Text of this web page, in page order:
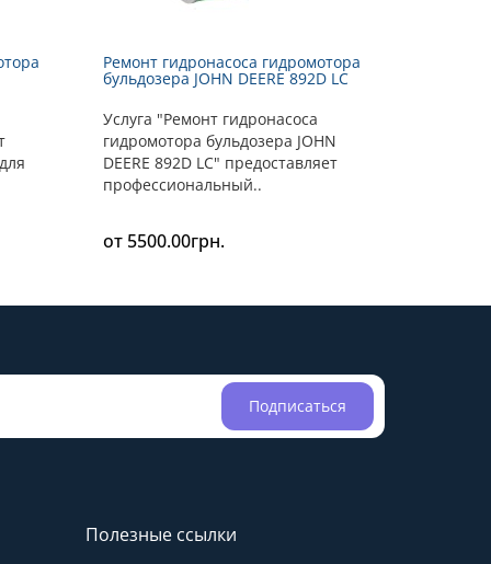
Ремонт гидронасоса гидромотора
бульдозера JOHN DEERE 892D LC
Услуга "Ремонт гидронасоса
гидромотора бульдозера JOHN
DEERE 892D LC" предоставляет
профессиональный..
от 5500.00грн.
Подписаться
Полезные ссылки